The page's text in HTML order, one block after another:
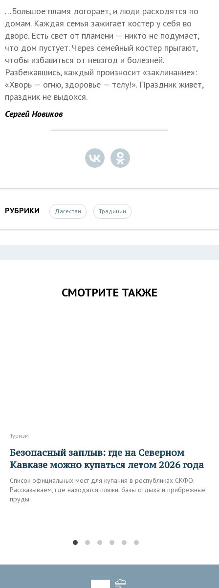
…Большое пламя догорает, и люди расходятся по
домам. Каждая семья зажигает костер у себя во
дворе. Есть свет от пламени — никто не подумает,
что дом пустует. Через семейный костер прыгают,
чтобы избавиться от невзгод и болезней.
Разбежавшись, каждый произносит «заклинание»:
«Хворь — огню, здоровье — телу!». Праздник живет,
праздник не выдохся.
Сергей Новиков
РУБРИКИ Дагестан Традиции
СМОТРИТЕ ТАКЖЕ
Туризм
Безопасный заплыв: где на Северном
Кавказе можно купаться летом 2026 года
Список официальных мест для купания в республиках СКФО.
Рассказываем, где находятся пляжи, базы отдыха и прибрежные
пруды